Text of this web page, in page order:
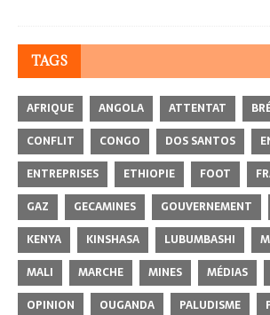
TAGS
AFRIQUE ANGOLA ATTENTAT
CONFLIT
CONGO DOS SANTOS
ENTREPRISES
ETHIOPIE FOOT
GAZ
GECAMINES GOUVERNEMENT
KENYA
KINSHASA LUBUMBASHI
MALI
MARCHE MINES MÉDIAS
OPINION
OUGANDA PALUDISME